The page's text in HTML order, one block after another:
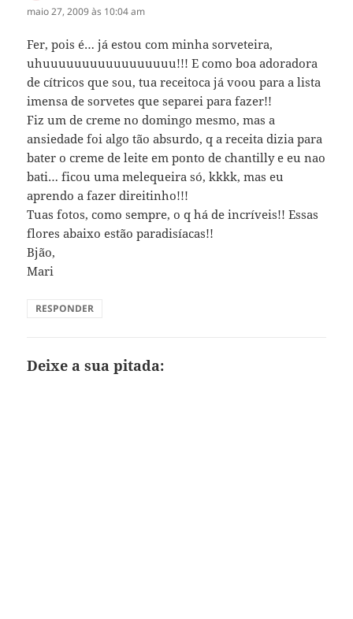
maio 27, 2009 às 10:04 am
Fer, pois é… já estou com minha sorveteira,
uhuuuuuuuuuuuuuuuuu!!! E como boa adoradora
de cítricos que sou, tua receitoca já voou para a lista
imensa de sorvetes que separei para fazer!!
Fiz um de creme no domingo mesmo, mas a
ansiedade foi algo tão absurdo, q a receita dizia para
bater o creme de leite em ponto de chantilly e eu nao
bati… ficou uma melequeira só, kkkk, mas eu
aprendo a fazer direitinho!!!
Tuas fotos, como sempre, o q há de incríveis!! Essas
flores abaixo estão paradisíacas!!
Bjão,
Mari
RESPONDER
Deixe a sua pitada: